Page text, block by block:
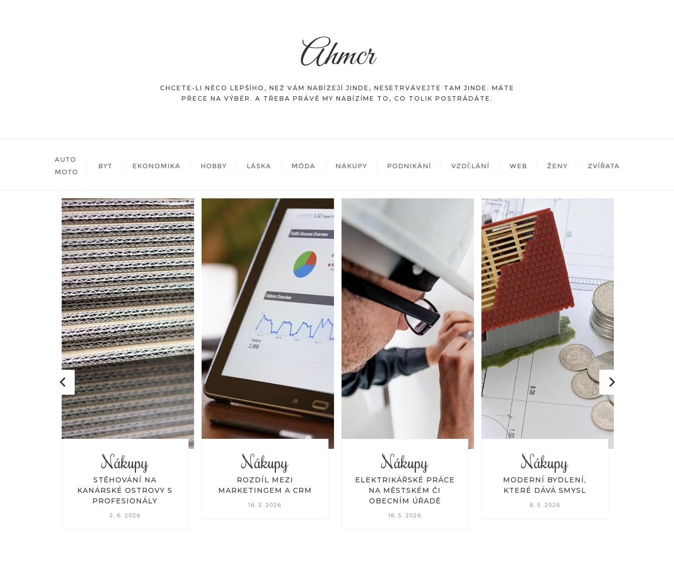
Ahmcr
CHCETE-LI NĚCO LEPŠÍHO, NEŽ VÁM NABÍZEJÍ JINDE, NESETRVÁVEJTE TAM JINDE. MÁTE
PŘECE NA VÝBĚR. A TŘEBA PRÁVĚ MY NABÍZÍME TO, CO TOLIK POSTRÁDÁTE.
AUTO
MOTO
BYT EKONOMIKA HOBBY LÁSKA MÓDA NÁKUPY PODNIKÁNÍ VZDĚLÁNÍ WEB ŽENY ZVÍŘATA
Nákupy
ROZDÍL MEZI
MARKETINGEM A CRM
16. 5. 2026
Nákupy
ELEKTRIKÁŘSKÉ PRÁCE
NA MĚSTSKÉM ČI
OBECNÍM ÚŘADĚ
Nákupy
MODERNÍ BYDLENÍ,
KTERÉ DÁVÁ SMYSL
6. 5. 2026
Nákupy
HYPOTÉKA BEZ
REGISTRU: PRO KOHO JE
VHODNÁ, JAKÉ MÁ